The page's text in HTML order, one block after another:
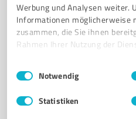
Werbung und Analysen weiter.
Informationen möglicherweise
zusammen, die Sie ihnen
Rahmen Ihrer Nutzung der
Impressum
Einwilligungsauswahl
Notwendig
Statistiken
Sie möchten auch hier
Kunden empfohlener